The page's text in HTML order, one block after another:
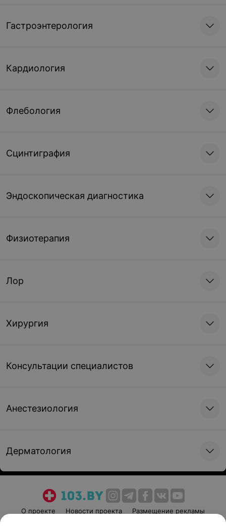
Гастроэнтерология
Кардиология
Флебология
Сцинтиграфия
Эндоскопическая диагностика
Физиотерапия
Лор
Хирургия
Консультации специалистов
Анестезиология
Дерматология
О проекте Новости проекта
Размещение рекламы